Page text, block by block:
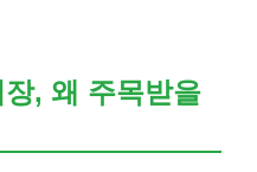
, 왜 주목받을